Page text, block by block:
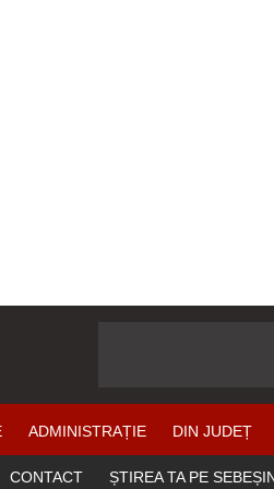
ADMINISTRAȚIE DIN JUDEȚ
CONTACT ȘTIREA TA PE